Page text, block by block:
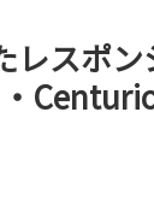
レスポ